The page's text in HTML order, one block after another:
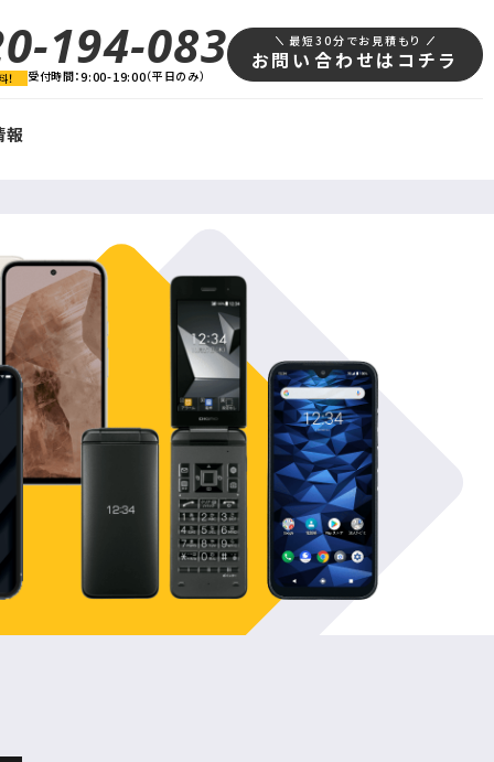
194-083
受付時間：9:00-19:00（平日のみ）
最短30分でお見積もり
お問い合わせはコチラ
報